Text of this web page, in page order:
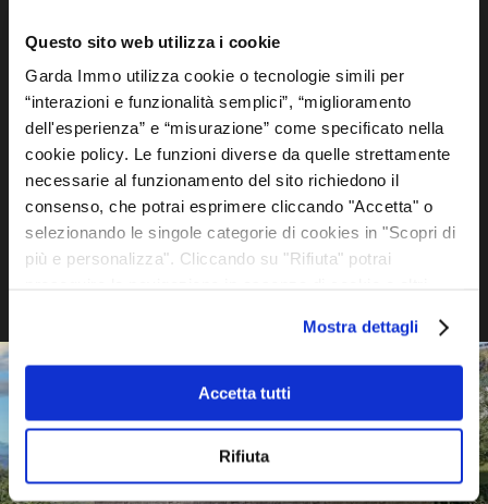
Questo sito web utilizza i cookie
Garda Immo utilizza cookie o tecnologie simili per
“interazioni e funzionalità semplici”, “miglioramento
dell'esperienza” e “misurazione” come specificato nella
cookie policy. Le funzioni diverse da quelle strettamente
necessarie al funzionamento del sito richiedono il
consenso, che potrai esprimere cliccando "Accetta" o
selezionando le singole categorie di cookies in "Scopri di
più e personalizza". Cliccando su "Rifiuta" potrai
saperne di più, esprimere o negare il consenso a tutti o
ad alcuni cookie vedi la nostra cookie policy. combinarle
con altre informazioni che ha fornito loro o che hanno
raccolto dal suo utilizzo dei loro servizi.
Mostra dettagli
Accetta tutti
Rifiuta